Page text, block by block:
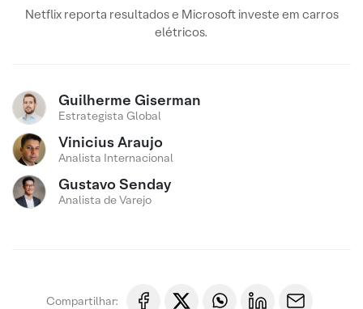
Netflix reporta resultados e Microsoft investe em carros
elétricos.
Guilherme Giserman
Estrategista Global
Vinicius Araujo
Analista Internacional
Gustavo Senday
Analista de Varejo
Compartilhar: